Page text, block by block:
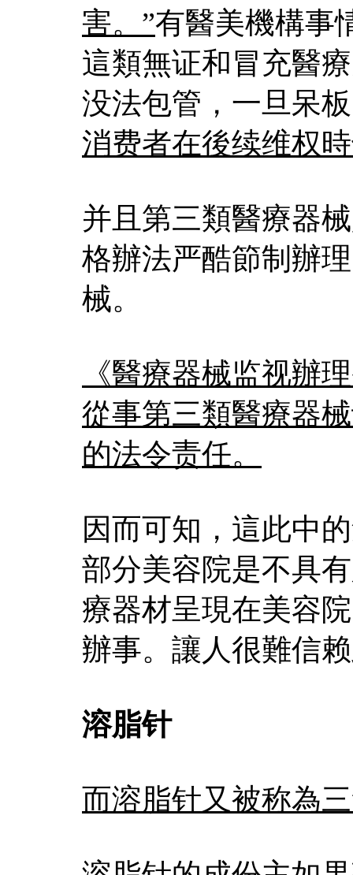
害。”有醫美機構事
這類無证和冒充醫
没法包管，一旦呆
消费者在後续维权
并且第三類醫療器
格辦法严酷節制辦
械。
《醫療器械监视辦
從事第三類醫療器
的法令责任。
因而可知，這此中
部分美容院是不具
療器材呈現在美容
辦事。讓人很難信
溶脂针
而溶脂针又被称為